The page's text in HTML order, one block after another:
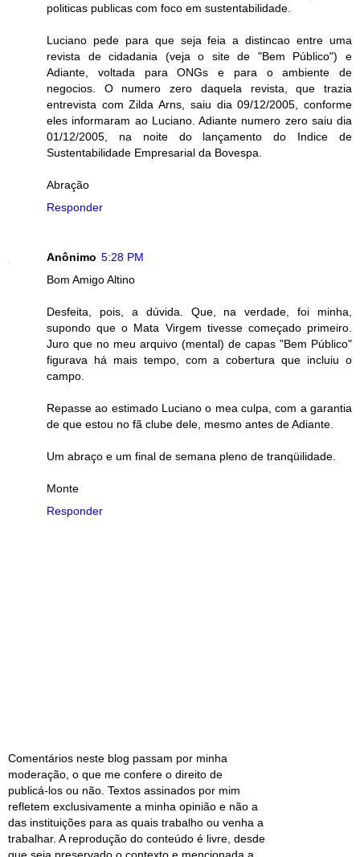
politicas publicas com foco em sustentabilidade.
Luciano pede para que seja feia a distincao entre uma
revista de cidadania (veja o site de "Bem Público") e
Adiante, voltada para ONGs e para o ambiente de
negocios. O numero zero daquela revista, que trazia
entrevista com Zilda Arns, saiu dia 09/12/2005, conforme
eles informaram ao Luciano. Adiante numero zero saiu dia
01/12/2005, na noite do lançamento do Indice de
Sustentabilidade Empresarial da Bovespa.
Abração
Responder
Anônimo 5:28 PM
Bom Amigo Altino
Desfeita, pois, a dúvida. Que, na verdade, foi minha,
supondo que o Mata Virgem tivesse começado primeiro.
Juro que no meu arquivo (mental) de capas "Bem Público"
figurava há mais tempo, com a cobertura que incluiu o
campo.
Repasse ao estimado Luciano o mea culpa, com a garantia
de que estou no fã clube dele, mesmo antes de Adiante.
Um abraço e um final de semana pleno de tranqüilidade.
Monte
Responder
Comentários neste blog passam por minha
moderação, o que me confere o direito de
publicá-los ou não. Textos assinados por mim
refletem exclusivamente a minha opinião e não a
das instituições para as quais trabalho ou venha a
trabalhar. A reprodução do conteúdo é livre, desde